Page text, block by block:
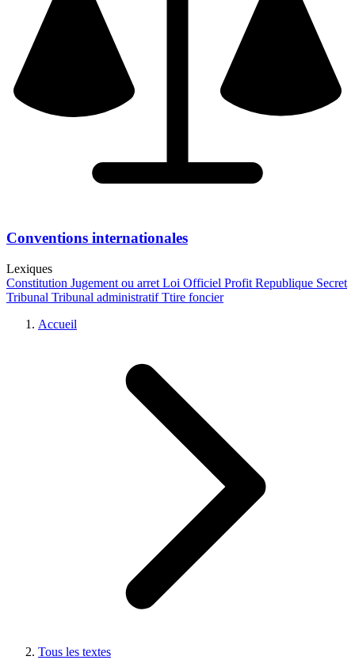
Conventions internationales
Lexiques
Constitution Jugement ou arret Loi Officiel Profit Republique Secret
Tribunal Tribunal administratifTtire foncier
Accueil
Tous les textes